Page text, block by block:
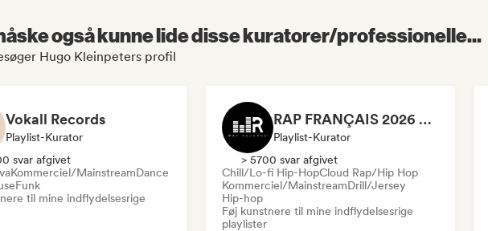
også kunne lide disse kuratorer/professionelle...
Hugo Kleinpeters profil
Vokall Records
Playlist-Kurator
svar afgivet
Kommerciel/MainstreamDance
Funk
til mine indflydelsesrige
RAP FRANÇAIS 2026 🔥🇫🇷 (Way Records)
Playlist-Kurator
> 5700 svar afgivet
Chill/Lo-fi Hip-HopCloud Rap/Hip Hop
Kommerciel/MainstreamDrill/Jersey
Hip-hop
Føj kunstnere til mine indflydelsesrige
playlister